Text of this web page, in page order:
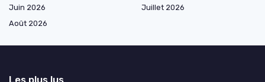
Juin 2026
Juillet 2026
Août 2026
Les plus lus